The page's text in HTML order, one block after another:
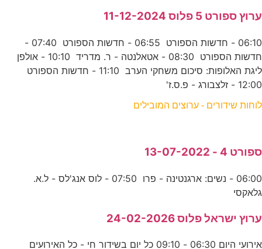
ערוץ ספורט 5 פלוס 11-12-2024
06:10 - חדשות הספורט 06:55 - חדשות הספורט 07:40 -
חדשות הספורט 08:30 - אטאלנטה - ר. מדריד 10:10 - אולפן
ליגת האלופות: סיכום משחקי הערב 11:10 - חדשות הספורט
12:00 - זלצבורג - פ.ס.ז'
לוחות שידורים - ערוצים המובילים
ספורט 4 - 13-07-2022
06:00 - נשים: ארגנטינה - פרו 07:50 - לוס אנג'לס - ל.א.
גלאקסי
ערוץ ישראל פלוס 24-02-2026
אירועי היום 06:30 - 09:10 כל יום בשידור חי - כל האירועים